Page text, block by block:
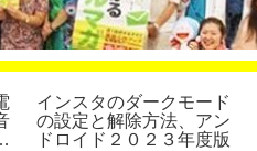
インスタのダークモード
の設定と解除方法、アン
ドロイド２０２３年度版